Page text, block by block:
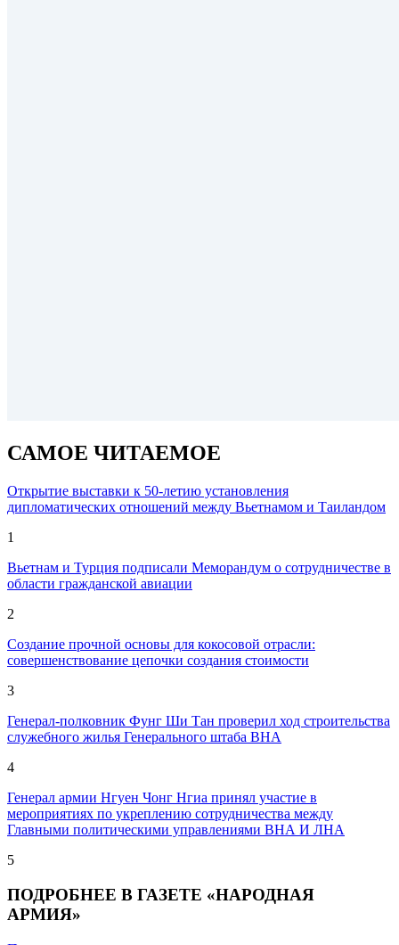
САМОЕ ЧИТАЕМОЕ
Открытие выставки к 50-летию установления
дипломатических отношений между Вьетнамом и Таиландом
1
Вьетнам и Турция подписали Меморандум о сотрудничестве в
области гражданской авиации
2
Создание прочной основы для кокосовой отрасли:
совершенствование цепочки создания стоимости
3
Генерал-полковник Фунг Ши Тан проверил ход строительства
служебного жилья Генерального штаба ВНА
4
Генерал армии Нгуен Чонг Нгиа принял участие в
мероприятиях по укреплению сотрудничества между
Главными политическими управлениями ВНА И ЛНА
5
ПОДРОБНЕЕ В ГАЗЕТЕ «НАРОДНАЯ
АРМИЯ»